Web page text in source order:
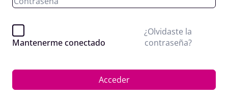
Mantenerme conectado
¿Olvidaste la
contraseña?
Acceder